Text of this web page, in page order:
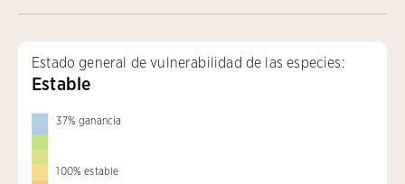
Estado general de vulnerabilidad de las especies:
Estable
37% ganancia
100%estable